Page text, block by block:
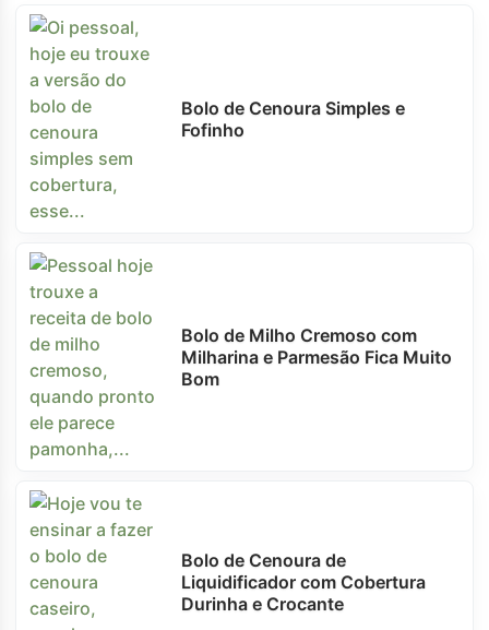
Bolo de Cenoura Simples e
Fofinho
Bolo de Milho Cremoso com
Milharina e Parmesão Fica Muito
Bom
Bolo de Cenoura de
Liquidificador com Cobertura
Durinha e Crocante